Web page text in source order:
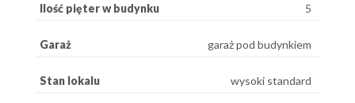
Ilość pięter w budynku 5
Garaż garaż pod budynkiem
Stan lokalu wysoki standard